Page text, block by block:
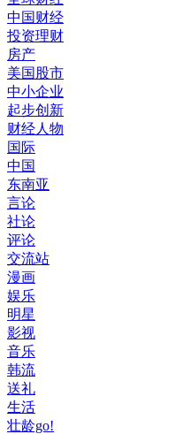
中国财经
投资理财
房产
美国股市
中小企业
起步创新
财经人物
国际
中国
东南亚
言论
社论
评论
交流站
漫画
娱乐
明星
影视
音乐
韩流
送礼
生活
壮龄go!